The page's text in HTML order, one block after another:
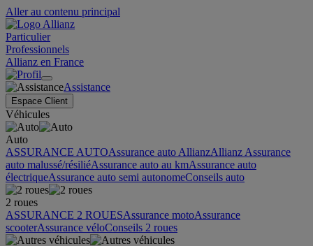
Aller au contenu principal
Particulier
Professionnels
Allianz en France
Assistance
Espace Client
Véhicules
Auto
ASSURANCE AUTOAssurance auto AllianzAllianz Assurance
auto malussé/résiliéAssurance auto au kmAssurance auto
électriqueAssurance auto semi autonomeConseils auto
2 roues
ASSURANCE 2 ROUESAssurance motoAssurance
scooterAssurance véloConseils 2 roues